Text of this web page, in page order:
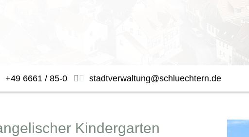
+49 6661 / 85-0 stadtverwaltung@schluechtern.de
Kindergarten